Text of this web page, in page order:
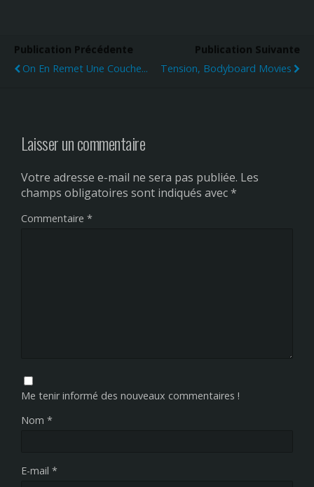
Publication Précédente
On En Remet Une Couche...
Publication Suivante
Tension, Bodyboard Movies
Laisser un commentaire
Votre adresse e-mail ne sera pas publiée. Les
champs obligatoires sont indiqués avec*
Commentaire *
Me tenir informé des nouveaux commentaires !
Nom *
E-mail *